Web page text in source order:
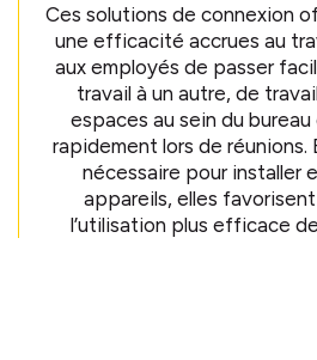
Ces solutions de connexion
une efficacité accrues au
aux employés de passer
travail à un autre, de
espaces au sein du
rapidement lors de réunions.
nécessaire pour installer
appareils, elles
l’utilisation plus efficace